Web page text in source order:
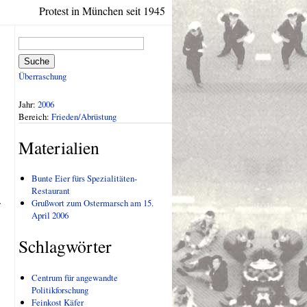
Protest in München seit 1945
Suche
Überraschung
Jahr: 2006
Bereich: Frieden/Abrüstung
Materialien
Bunte Eier fürs Spezialitäten-
Restaurant
Grußwort zum Ostermarsch am 15.
April 2006
Schlagwörter
Centrum für angewandte
Politikforschung
Feinkost Käfer